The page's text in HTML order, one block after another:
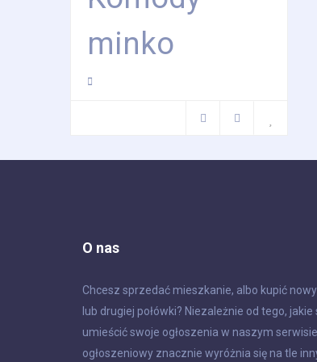
minko
O nas
Chcesz sprzedać mieszkanie, albo kupić
lub drugiej połówki? Niezależnie od tego,
umieścić swoje ogłoszenia w naszym
ogłoszeniowy znacznie wyróżnia się na tle